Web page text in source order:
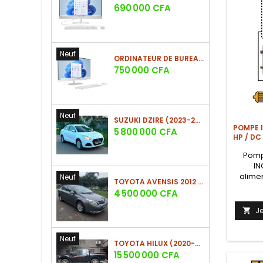
Prix
690 000 CFA
Neuf ORDINATEUR DE BUREAU HP ALL-IN-ONE 27 POUCES TACTILE CORE I7 16GO/1TO SSD
Prix
750 000 CFA
Neuf SUZUKI DZIRE (2023-2024)
Prix
5 800 000 CFA
Neuf TOYOTA AVENSIS 2012 (PHASE 2)
Prix
4 500 000 CFA
Neuf TOYOTA HILUX (2020-2021)
Prix
15 500 000 CFA
POMPE
HP /
100-
HP),
/
